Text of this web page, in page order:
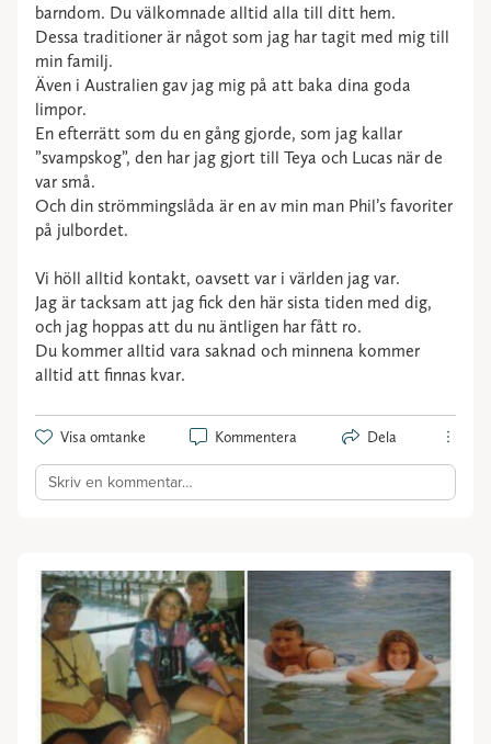
barndom. Du välkomnade alltid alla till ditt hem.
Dessa traditioner är något som jag har tagit med mig till
min familj.
Även i Australien gav jag mig på att baka dina goda
limpor.
En efterrätt som du en gång gjorde, som jag kallar
”svampskog”, den har jag gjort till Teya och Lucas när de
var små.
Och din strömmingslåda är en av min man Phil’s favoriter
på julbordet.
Vi höll alltid kontakt, oavsett var i världen jag var.
Jag är tacksam att jag fick den här sista tiden med dig,
och jag hoppas att du nu äntligen har fått ro.
Du kommer alltid vara saknad och minnena kommer
alltid att finnas kvar.
Visa omtanke Kommentera Dela
Skriv en kommentar…